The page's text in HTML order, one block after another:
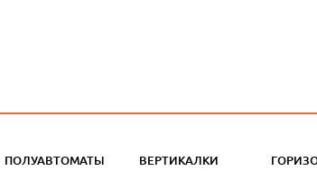
ПОЛУАВТОМАТЫ ВЕРТИКАЛКИ